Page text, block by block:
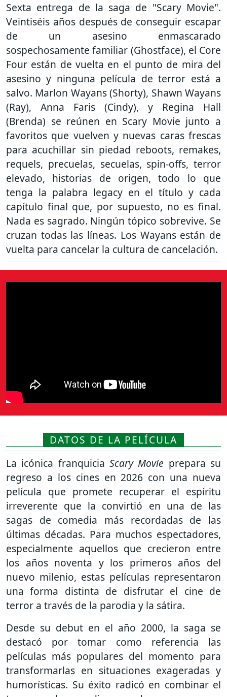
Sexta entrega de la saga de "Scary Movie".
Veintiséis años después de conseguir escapar
de un asesino enmascarado
sospechosamente familiar (Ghostface), el Core
Four están de vuelta en el punto de mira del
asesino y ninguna película de terror está a
salvo. Marlon Wayans (Shorty), Shawn Wayans
(Ray), Anna Faris (Cindy), y Regina Hall
(Brenda) se reúnen en Scary Movie junto a
favoritos que vuelven y nuevas caras frescas
para acuchillar sin piedad reboots, remakes,
requels, precuelas, secuelas, spin-offs, terror
elevado, historias de origen, todo lo que
tenga la palabra legacy en el título y cada
capítulo final que, por supuesto, no es final.
Nada es sagrado. Ningún tópico sobrevive. Se
cruzan todas las líneas. Los Wayans están de
vuelta para cancelar la cultura de cancelación.
DATOS DE LA PELÍCULA
La icónica franquicia Scary Movie prepara su
regreso a los cines en 2026 con una nueva
película que promete recuperar el espíritu
irreverente que la convirtió en una de las
sagas de comedia más recordadas de las
últimas décadas. Para muchos espectadores,
especialmente aquellos que crecieron entre
los años noventa y los primeros años del
nuevo milenio, estas películas representaron
una forma distinta de disfrutar el cine de
terror a través de la parodia y la sátira.
Desde su debut en el año 2000, la saga se
destacó por tomar como referencia las
películas más populares del momento para
transformarlas en situaciones exageradas y
humorísticas. Su éxito radicó en combinar el